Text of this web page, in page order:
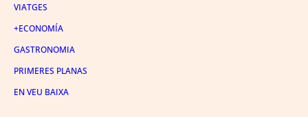
VIATGES
+ECONOMÍA
GASTRONOMIA
PRIMERES PLANAS
EN VEU BAIXA